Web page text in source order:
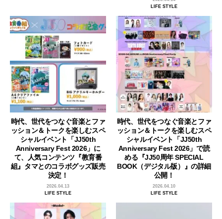
LIFE STYLE
時代、世代をつなぐ音楽とファ
ッション＆トークを楽しむスペ
シャルイベント「JJ50th
Anniversary Fest 2026」に
て、人気コンテンツ『教育番
組』タマとのコラボグッズ販売
決定！
2026.04.13
LIFE STYLE
時代、世代をつなぐ音楽とファ
ッション＆トークを楽しむスペ
シャルイベント「JJ50th
Anniversary Fest 2026」で読
める『JJ50周年 SPECIAL
BOOK（デジタル版）』の詳細
公開！
2026.04.10
LIFE STYLE